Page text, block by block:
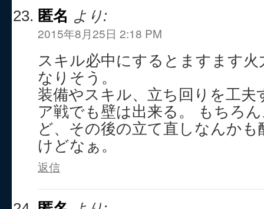
匿名 より:
2015年8月25日 2:18 PM
スキル必中にするとますます
なりそう。
装備やスキル、立ち回りを工
ア戦でも壁は出来る。 もちろ
ど、その後の立て直しなんか
けどなぁ。
返信